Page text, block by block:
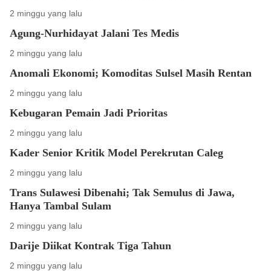
2 minggu yang lalu
Agung-Nurhidayat Jalani Tes Medis
2 minggu yang lalu
Anomali Ekonomi; Komoditas Sulsel Masih Rentan
2 minggu yang lalu
Kebugaran Pemain Jadi Prioritas
2 minggu yang lalu
Kader Senior Kritik Model Perekrutan Caleg
2 minggu yang lalu
Trans Sulawesi Dibenahi; Tak Semulus di Jawa,
Hanya Tambal Sulam
2 minggu yang lalu
Darije Diikat Kontrak Tiga Tahun
2 minggu yang lalu